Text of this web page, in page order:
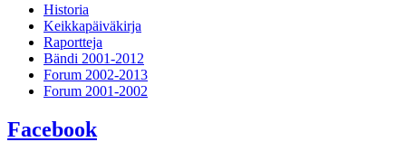
Historia
Keikkapäiväkirja
Raportteja
Bändi 2001-2012
Forum 2002-2013
Forum 2001-2002
Facebook